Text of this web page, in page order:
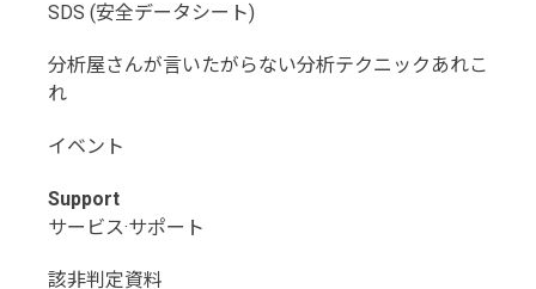
SDS (安全データシート)
分析屋さんが言いたがらない分析テクニックあれこ
れ
イベント
Support
サービス·サポート
該非判定資料